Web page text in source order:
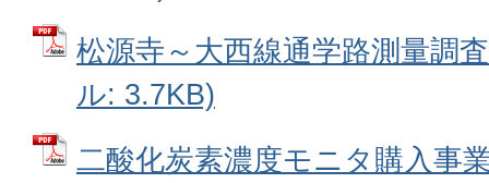
松源寺～大西線通学路測量調
ル: 3.7KB)
二酸化炭素濃度モニタ購入事